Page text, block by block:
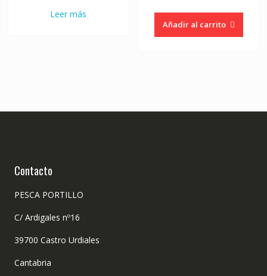
Leer más
original
era:
actual
es:
Añadir al carrito
Contacto
PESCA PORTILLO
C/ Ardigales nº16
39700 Castro Urdiales
Cantabria